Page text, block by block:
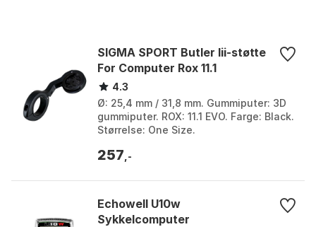
SIGMA SPORT Butler Iii-støtte
For Computer Rox 11.1
4.3
Ø: 25,4 mm / 31,8 mm. Gummiputer: 3D
gummiputer. ROX: 11.1 EVO. Farge: Black.
Størrelse: One Size.
257 ,-
Echowell U10w
Sykkelcomputer